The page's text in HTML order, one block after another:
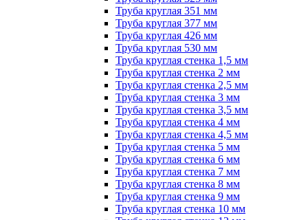
Труба круглая 351 мм
Труба круглая 377 мм
Труба круглая 426 мм
Труба круглая 530 мм
Труба круглая стенка 1,5 мм
Труба круглая стенка 2 мм
Труба круглая стенка 2,5 мм
Труба круглая стенка 3 мм
Труба круглая стенка 3,5 мм
Труба круглая стенка 4 мм
Труба круглая стенка 4,5 мм
Труба круглая стенка 5 мм
Труба круглая стенка 6 мм
Труба круглая стенка 7 мм
Труба круглая стенка 8 мм
Труба круглая стенка 9 мм
Труба круглая стенка 10 мм